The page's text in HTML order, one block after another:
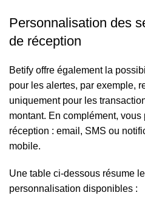
Personnalisation des
de réception
Betify offre également la
pour les alertes, par exemple,
uniquement pour les
montant. En complément,
réception : email, SMS ou
mobile.
Une table ci-dessous résume
personnalisation disponibles :